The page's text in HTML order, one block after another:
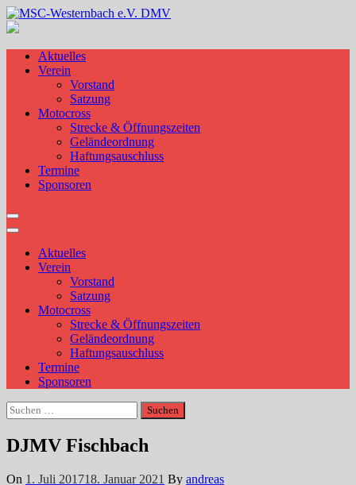
Skip
to
Aktuelles
Verein
Vorstand
Satzung
Motocross
Strecke & Öffnungszeiten
Geländeordnung
Haftungsauschluss
Termine
Sponsoren
Aktuelles
Verein
Vorstand
Satzung
Motocross
Strecke & Öffnungszeiten
Geländeordnung
Haftungsauschluss
Termine
Sponsoren
Suchen
nach:
DJMV Fischbach
On 1. Juli 201718. Januar 2021 By andreas